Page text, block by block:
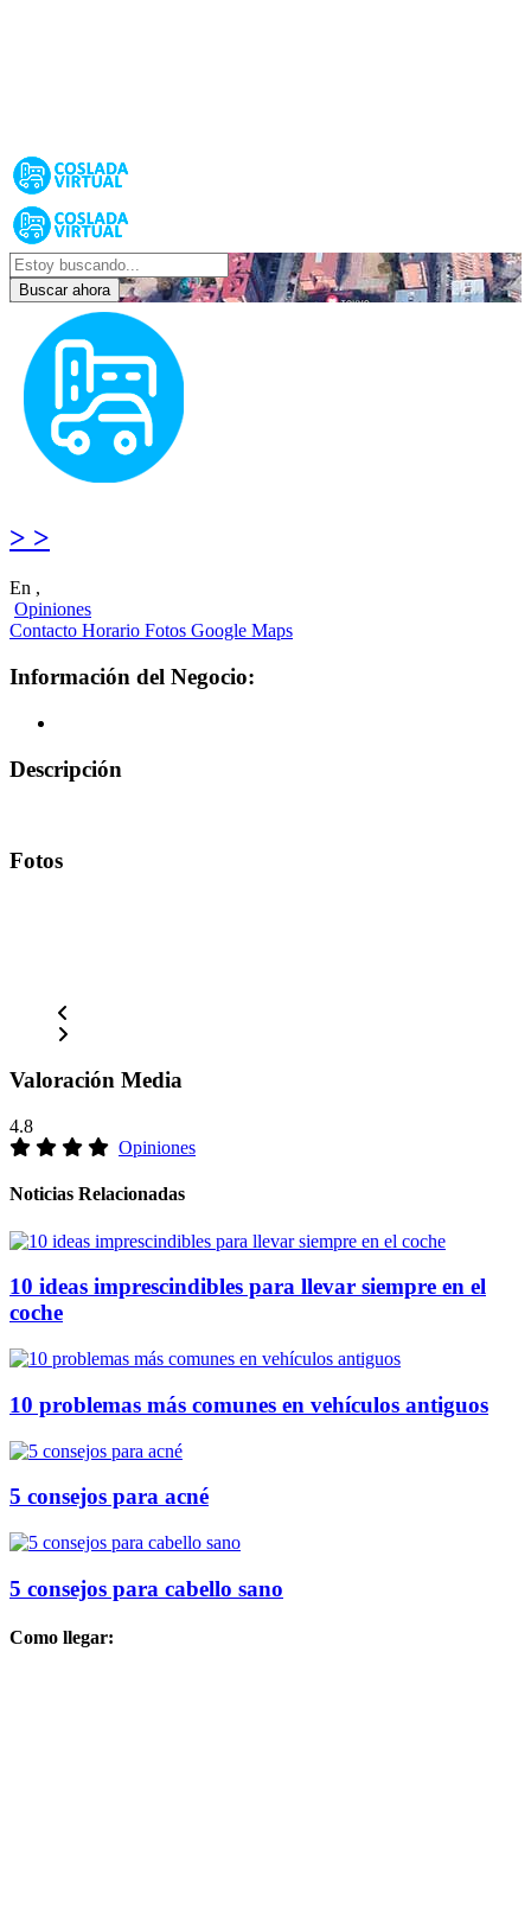
Buscar ahora
> >
En ,
Opiniones
Contacto Horario Fotos Google Maps
Información del Negocio:
Descripción
Fotos
Valoración Media
4.8
Opiniones
Noticias Relacionadas
10 ideas imprescindibles para llevar siempre en el
coche
10 problemas más comunes en vehículos antiguos
5 consejos para acné
5 consejos para cabello sano
Como llegar: